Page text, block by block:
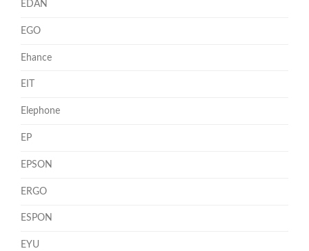
EDAN
EGO
Ehance
EIT
Elephone
EP
EPSON
ERGO
ESPON
EYU